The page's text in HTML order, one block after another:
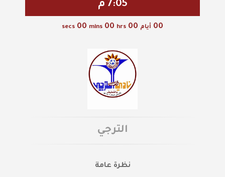
7:05 م
00 أيام 00
hrs
00
mins
00
secs
الترجي
نظرة عامة